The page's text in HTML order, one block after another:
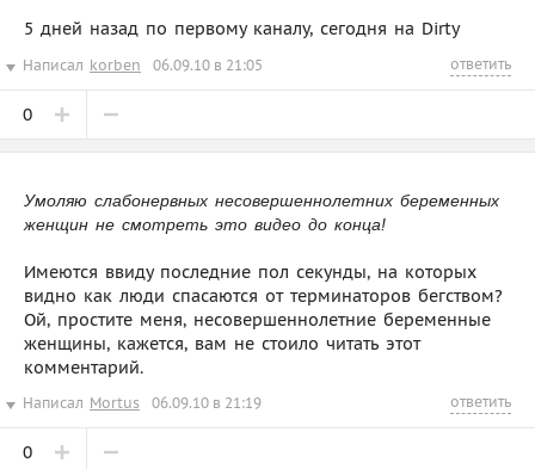
5 дней назад по первому каналу, сегодня на Dirty
Написал korben 06.09.10 в 21:05 ответить
0
Умоляю слабонервных несовершеннолетних беременных
женщин не смотреть это видео до конца!
Имеются ввиду последние пол секунды, на которых
видно как люди спасаются от терминаторов бегством?
Ой, простите меня, несовершеннолетние беременные
женщины, кажется, вам не стоило читать этот
комментарий.
Написал Mortus 06.09.10 в 21:19 ответить
0